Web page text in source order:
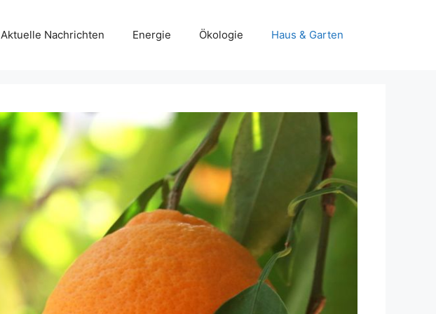
Aktuelle Nachrichten Energie Ökologie Haus & Garten